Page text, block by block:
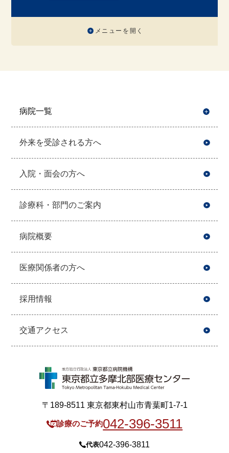
メニューを開く
病院一覧
外来を受診される方へ
入院・面会の方へ
診療科・部門のご案内
病院概要
医療関係者の方へ
採用情報
交通アクセス
〒189-8511 東京都東村山市青葉町1-7-1
診療のご予約042-396-3511
代表042-396-3811